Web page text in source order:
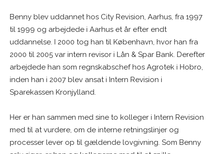
Benny blev uddannet hos City Revision, Aarhus, fra 1997
til 1999 og arbejdede i Aarhus et år efter endt
uddannelse. I 2000 tog han til København, hvor han fra
2000 til 2005 var intern revisor i Lån & Spar Bank. Derefter
arbejdede han som regnskabschef hos Agrotek i Hobro,
inden han i 2007 blev ansat i Intern Revision i
Sparekassen Kronjylland.
Her er han sammen med sine to kolleger i Intern Revision
med til at vurdere, om de interne retningslinjer og
processer lever op til gældende lovgivning. Som Benny